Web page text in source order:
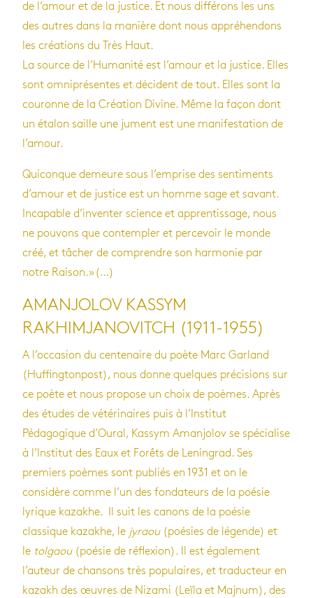
de l’amour et de la justice. Et nous différons les uns
des autres dans la manière dont nous appréhendons
les créations du Très Haut.
La source de l’Humanité est l’amour et la justice. Elles
sont omniprésentes et décident de tout. Elles sont la
couronne de la Création Divine. Même la façon dont
un étalon saille une jument est une manifestation de
l’amour.
Quiconque demeure sous l’emprise des sentiments
d’amour et de justice est un homme sage et savant.
Incapable d’inventer science et apprentissage, nous
ne pouvons que contempler et percevoir le monde
créé, et tâcher de comprendre son harmonie par
notre Raison.»(…)
AMANJOLOV KASSYM
RAKHIMJANOVITCH (1911-1955)
A l’occasion du centenaire du poète Marc Garland
(Huffingtonpost), nous donne quelques précisions sur
ce poète et nous propose un choix de poèmes. Après
des études de vétérinaires puis à l’Institut
Pédagogique d’Oural, Kassym Amanjolov se spécialise
à l’Institut des Eaux et Forêts de Leningrad. Ses
premiers poèmes sont publiés en 1931 et on le
considère comme l’un des fondateurs de la poésie
lyrique kazakhe. Il suit les canons de la poésie
classique kazakhe, le jyraou(poésies de légende) et
le tolgaou (poésie de réflexion). Il est également
l’auteur de chansons très populaires, et traducteur en
kazakh des œuvres de Nizami (Leïla et Majnum), des